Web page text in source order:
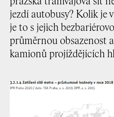
jezdí autobusy? Kolik je
je to s jejich
průměrnou obsazenost
kamionů projíždějících